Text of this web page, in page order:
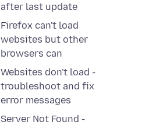
after last update
Firefox can't load
websites but other
browsers can
Websites don't load -
troubleshoot and fix
error messages
Server Not Found -